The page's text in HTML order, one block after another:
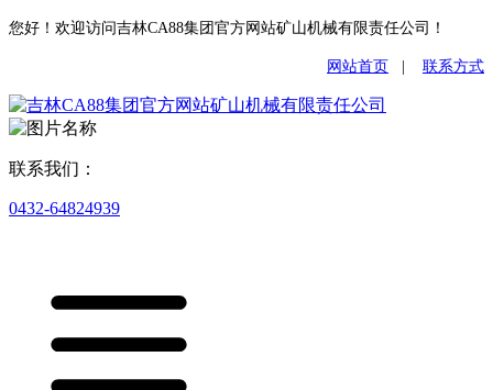
您好！欢迎访问吉林CA88集团官方网站矿山机械有限责任公司！
网站首页 联系方式
联系我们：
0432-64824939